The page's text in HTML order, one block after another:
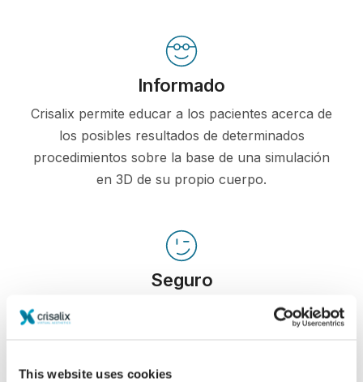
This website uses cookies
Informado
Crisalix permite educar a los pacientes acerca de
los posibles resultados de determinados
procedimientos sobre la base de una simulación
en 3D de su propio cuerpo.
Seguro
Estar involucrado en el proceso de decisión
ayuda a los pacientes a tomar la decisión